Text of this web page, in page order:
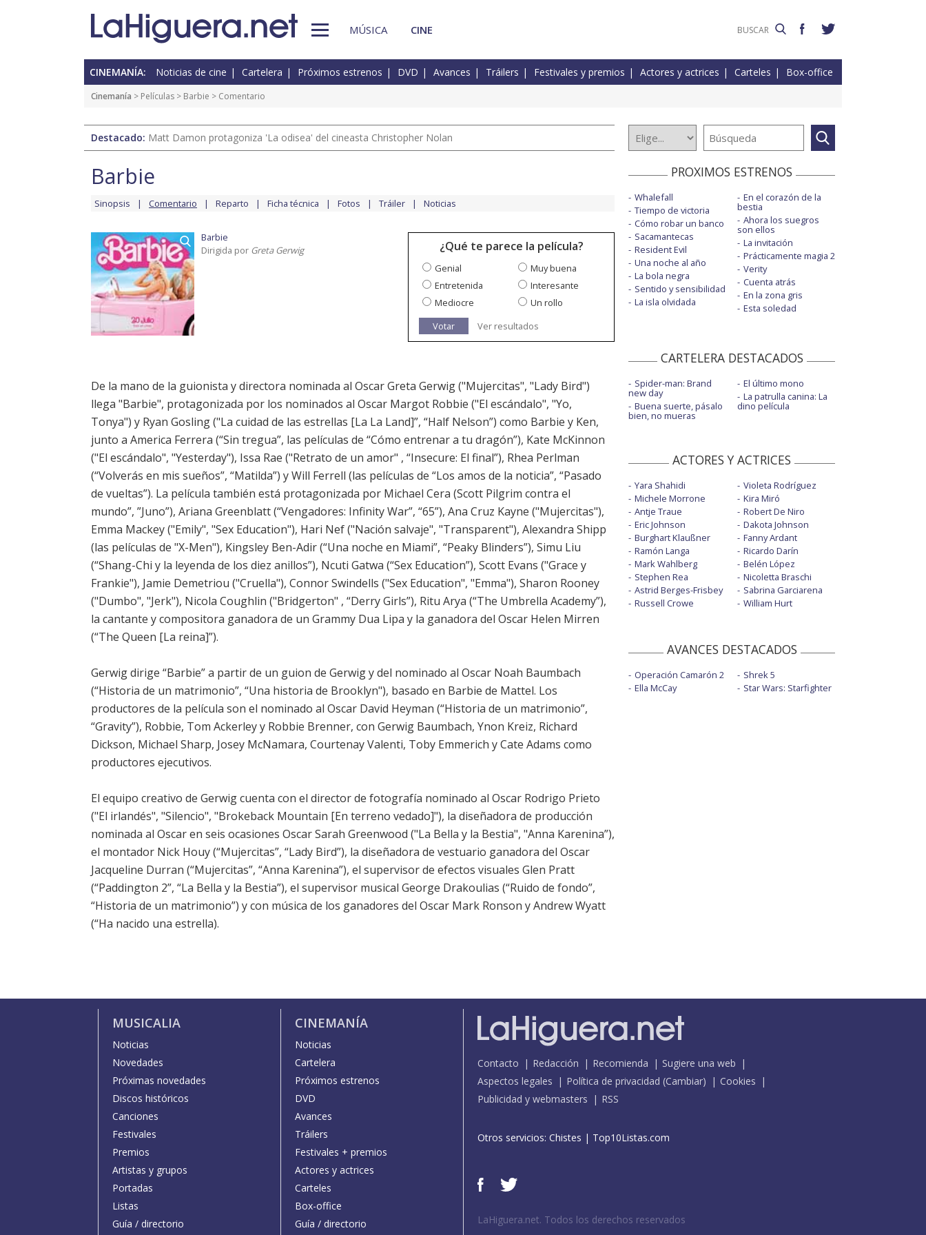
MÚSICA CINE
CINEMANÍA: Noticias de cine Cartelera Próximos estrenos DVD Avances Tráilers Festivales y premios Actores y actrices Carteles Box-office
Cinemanía > Películas > Barbie > Comentario
Destacado: Matt Damon protagoniza 'La odisea' del cineasta Christopher Nolan
Barbie
Sinopsis Comentario Reparto Ficha técnica Fotos Tráiler Noticias
Barbie
Dirigida por Greta Gerwig ¿Qué te parece la película?
Genial
Muy buena
Entretenida
Interesante
Mediocre
Un rollo
Votar
Ver resultados
De la mano de la guionista y directora nominada al Oscar Greta Gerwig ("Mujercitas", "Lady Bird")
llega "Barbie", protagonizada por los nominados al Oscar Margot Robbie ("El escándalo", "Yo,
Tonya") y Ryan Gosling ("La cuidad de las estrellas [La La Land]”, “Half Nelson”) como Barbie y Ken,
junto a America Ferrera (“Sin tregua”, las películas de “Cómo entrenar a tu dragón”), Kate McKinnon
("El escándalo", "Yesterday"), Issa Rae ("Retrato de un amor" , “Insecure: El final”), Rhea Perlman
(“Volverás en mis sueños”, “Matilda”) y Will Ferrell (las películas de “Los amos de la noticia”, “Pasado
de vueltas”). La película también está protagonizada por Michael Cera (Scott Pilgrim contra el
mundo”, ”Juno”), Ariana Greenblatt (“Vengadores: Infinity War”, “65”), Ana Cruz Kayne ("Mujercitas"),
Emma Mackey ("Emily", "Sex Education"), Hari Nef ("Nación salvaje", "Transparent"), Alexandra Shipp
(las películas de "X-Men"), Kingsley Ben-Adir (“Una noche en Miami”, “Peaky Blinders”), Simu Liu
(“Shang-Chi y la leyenda de los diez anillos”), Ncuti Gatwa (“Sex Education”), Scott Evans ("Grace y
Frankie"), Jamie Demetriou ("Cruella"), Connor Swindells ("Sex Education", "Emma"), Sharon Rooney
("Dumbo", "Jerk"), Nicola Coughlin ("Bridgerton" , “Derry Girls”), Ritu Arya (“The Umbrella Academy”),
la cantante y compositora ganadora de un Grammy Dua Lipa y la ganadora del Oscar Helen Mirren
(“The Queen [La reina]”).
Gerwig dirige “Barbie” a partir de un guion de Gerwig y del nominado al Oscar Noah Baumbach
(“Historia de un matrimonio”, “Una historia de Brooklyn"), basado en Barbie de Mattel. Los
productores de la película son el nominado al Oscar David Heyman (“Historia de un matrimonio”,
“Gravity”), Robbie, Tom Ackerley y Robbie Brenner, con Gerwig Baumbach, Ynon Kreiz, Richard
Dickson, Michael Sharp, Josey McNamara, Courtenay Valenti, Toby Emmerich y Cate Adams como
productores ejecutivos.
El equipo creativo de Gerwig cuenta con el director de fotografía nominado al Oscar Rodrigo Prieto
("El irlandés", "Silencio", "Brokeback Mountain [En terreno vedado]"), la diseñadora de producción
nominada al Oscar en seis ocasiones Oscar Sarah Greenwood ("La Bella y la Bestia", "Anna Karenina”),
el montador Nick Houy (“Mujercitas”, “Lady Bird”), la diseñadora de vestuario ganadora del Oscar
Jacqueline Durran (“Mujercitas”, “Anna Karenina”), el supervisor de efectos visuales Glen Pratt
(“Paddington 2”, “La Bella y la Bestia”), el supervisor musical George Drakoulias (“Ruido de fondo”,
“Historia de un matrimonio”) y con música de los ganadores del Oscar Mark Ronson y Andrew Wyatt
(“Ha nacido una estrella).
PROXIMOS ESTRENOS
Whalefall
Tiempo de victoria
Cómo robar un banco
Sacamantecas
Resident Evil
Una noche al año
La bola negra
Sentido y sensibilidad
La isla olvidada
En el corazón de la
bestia
Ahora los suegros
son ellos
La invitación
Prácticamente magia 2
Verity
Cuenta atrás
En la zona gris
Esta soledad
CARTELERA DESTACADOS
Spider-man: Brand
new day
Buena suerte, pásalo
bien, no mueras
El último mono
La patrulla canina: La
dino película
ACTORES Y ACTRICES
Yara Shahidi
Michele Morrone
Antje Traue
Eric Johnson
Burghart Klaußner
Ramón Langa
Mark Wahlberg
Stephen Rea
Astrid Berges-Frisbey
Russell Crowe
Violeta Rodríguez
Kira Miró
Robert De Niro
Dakota Johnson
Fanny Ardant
Ricardo Darín
Belén López
Nicoletta Braschi
Sabrina Garciarena
William Hurt
AVANCES DESTACADOS
Operación Camarón 2
Ella McCay
Shrek 5
Star Wars: Starfighter
MUSICALIA
Noticias
Novedades
Próximas novedades
Discos históricos
Canciones
Festivales
Premios
Artistas y grupos
Portadas
Listas
Guía / directorio
CINEMANÍA
Noticias
Cartelera
Próximos estrenos
DVD
Avances
Tráilers
Festivales + premios
Actores y actrices
Carteles
Box-office
Guía / directorio
Contacto Redacción Recomienda
Sugiere una web
Aspectos legales
Política de privacidad (Cambiar)
Cookies
Publicidad y webmasters
RSS
Otros servicios: Chistes | Top10Listas.com
LaHiguera.net. Todos los derechos reservados